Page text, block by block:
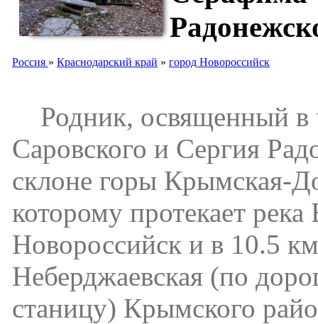
Россия » Краснодарский край » город Новороссийск
Родник, освященный в
Саровского и Сергия
склоне горы Крымская-
которому протекает река
Новороссийск и в 10.5
Неберджаевская (по
станицу) Крымского